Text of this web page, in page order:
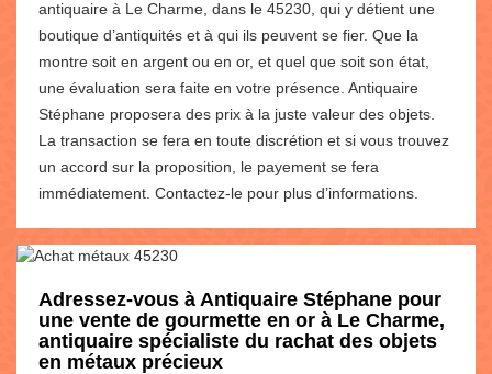
antiquaire à Le Charme, dans le 45230, qui y détient une
boutique d’antiquités et à qui ils peuvent se fier. Que la
montre soit en argent ou en or, et quel que soit son état,
une évaluation sera faite en votre présence. Antiquaire
Stéphane proposera des prix à la juste valeur des objets.
La transaction se fera en toute discrétion et si vous trouvez
un accord sur la proposition, le payement se fera
immédiatement. Contactez-le pour plus d’informations.
Adressez-vous à Antiquaire Stéphane pour
une vente de gourmette en or à Le Charme,
antiquaire spécialiste du rachat des objets
en métaux précieux